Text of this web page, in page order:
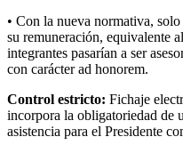
• Con la nueva normativa,
su remuneración, equivalente
integrantes pasarían a ser
con carácter ad honorem.
Control estricto: Fichaje
incorpora la obligatoriedad de
asistencia para el Presidente